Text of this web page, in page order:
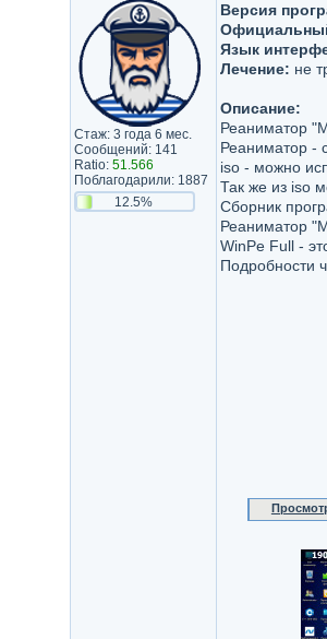
Стаж: 3 года 6 мес.
Сообщений: 141
Ratio: 51.566
Поблагодарили: 1887
12.5%
Версия
Язык
Лечение: не
Описание:
Реаниматор
Реаниматор -
iso - можно
Так же из iso
Сборник
Реаниматор
WinPe Full -
Подробности